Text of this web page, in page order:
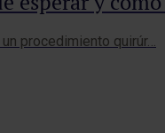
procedimiento quirúr…